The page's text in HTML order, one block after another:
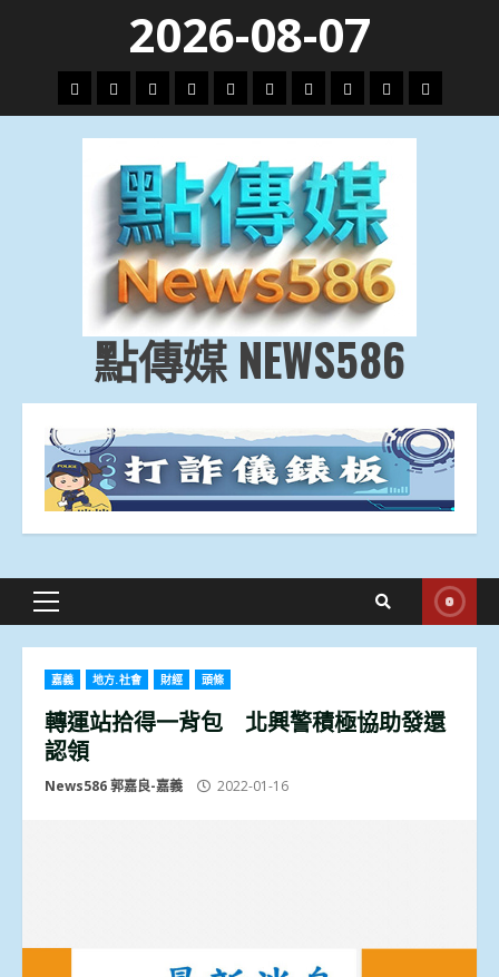
content
2026-08-07
頭
條
財
經
地
方.
會
文
教.
技
專
題
娛
樂
劇
政
治
國
際
運
動
生
活
點傳媒 NEWS586
Primary
嘉義 地方.社會 財經 頭條
轉運站拾得一背包 北興警積極協助發還
認領
News586 郭嘉良-嘉義 2022-01-16